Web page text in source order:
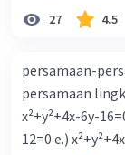
27 4.5
persamaan-
persamaan lingkaran adalah
x²+y²+4x-6y-
12=0 e.)